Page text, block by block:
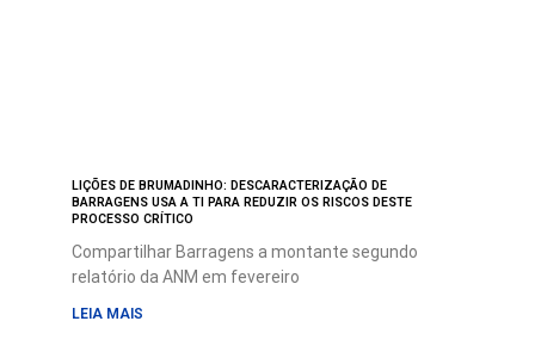
LIÇÕES DE BRUMADINHO: DESCARACTERIZAÇÃO DE
BARRAGENS USA A TI PARA REDUZIR OS RISCOS DESTE
PROCESSO CRÍTICO
Compartilhar Barragens a montante segundo
relatório da ANM em fevereiro
LEIA MAIS